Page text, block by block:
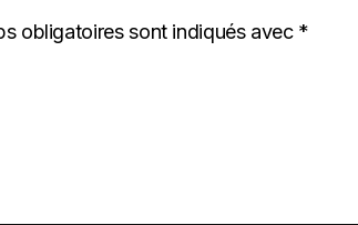
obligatoires sont indiqués avec *